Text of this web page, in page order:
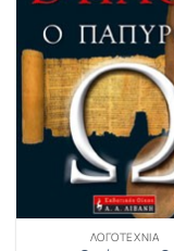
ΛΟΓΟΤΕΧΝΊΑ